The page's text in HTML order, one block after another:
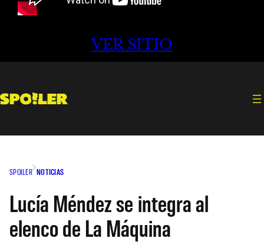
VER SITIO
SPOILER NOTICIAS
Lucía Méndez se integra al
elenco de La Máquina